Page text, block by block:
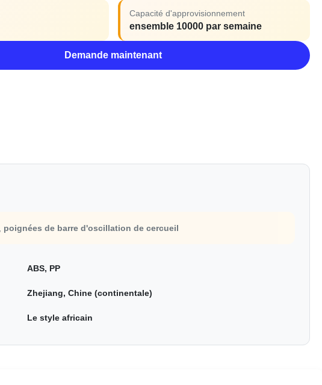
Capacité d'approvisionnement
ensemble 10000 par semaine
Demande maintenant
poignées de barre d'oscillation de cercueil
ABS, PP
Zhejiang, Chine (continentale)
Le style africain